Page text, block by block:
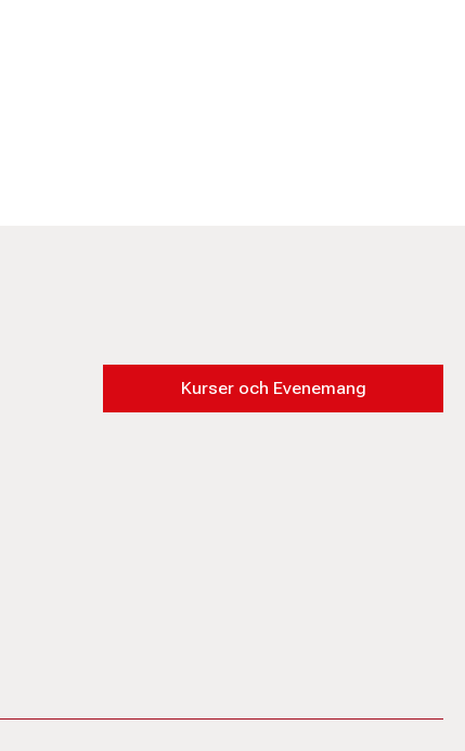
Kurser och Evenemang